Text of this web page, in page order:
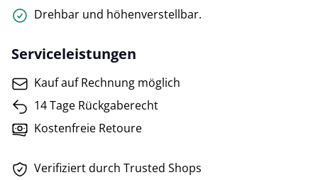
Drehbar und höhenverstellbar.
Serviceleistungen
Kauf auf Rechnung möglich
14 Tage Rückgaberecht
Kostenfreie Retoure
Verifiziert durch Trusted Shops